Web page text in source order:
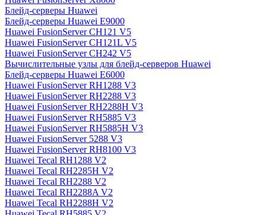
Блейд-серверы Huawei
Блейд-серверы Huawei E9000
Huawei FusionServer CH121 V5
Huawei FusionServer CH121L V5
Huawei FusionServer CH242 V5
Вычислительные узлы для блейд-серверов Huawei
Блейд-серверы Huawei E6000
Huawei FusionServer RH1288 V3
Huawei FusionServer RH2288 V3
Huawei FusionServer RH2288H V3
Huawei FusionServer RH5885 V3
Huawei FusionServer RH5885H V3
Huawei FusionServer 5288 V3
Huawei FusionServer RH8100 V3
Huawei Tecal RH1288 V2
Huawei Tecal RH2285H V2
Huawei Tecal RH2288 V2
Huawei Tecal RH2288A V2
Huawei Tecal RH2288H V2